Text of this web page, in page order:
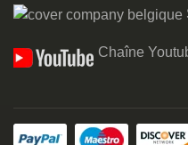
Chaîne